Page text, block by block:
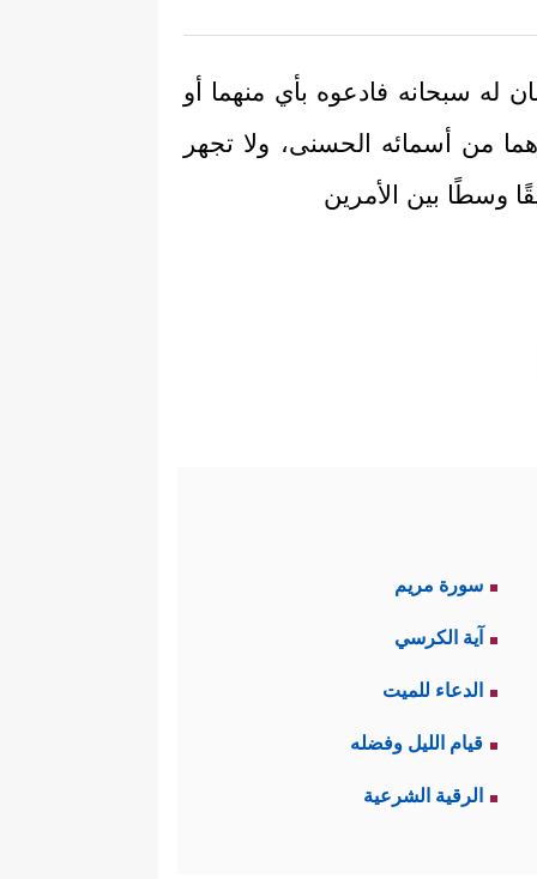
له سبحانه فادعوه بأي منهما أو
من أسمائه الحسنى، ولا تجهر
وسطًا بين الأمرين
سورة مريم
آية الكرسي
الدعاء للميت
قيام الليل وفضله
الرقية الشرعية